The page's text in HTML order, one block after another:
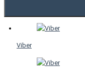
Viber